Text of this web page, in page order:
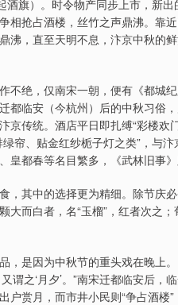
酒旗）。时令物产同步上市，新
相抢占酒楼，丝竹之声鼎沸。靠
沸，直至天明不息，汴京中秋的鲜
不绝，仅南宋一朝，便有《都
都临安（今杭州）后的中秋习俗
京传统。酒店平日即扎缚“彩楼
帘、贴金红纱栀子灯之类”，与
皇都春等名目繁多，《武林旧事》
，其中的选择更为精细。除节庆
大而白者，名“玉榴”，红者次之
，是因为中秋节的重头戏在晚上
谓之‘月夕’。”南宋迁都临安后
户赏月，而市井小民则“争占酒